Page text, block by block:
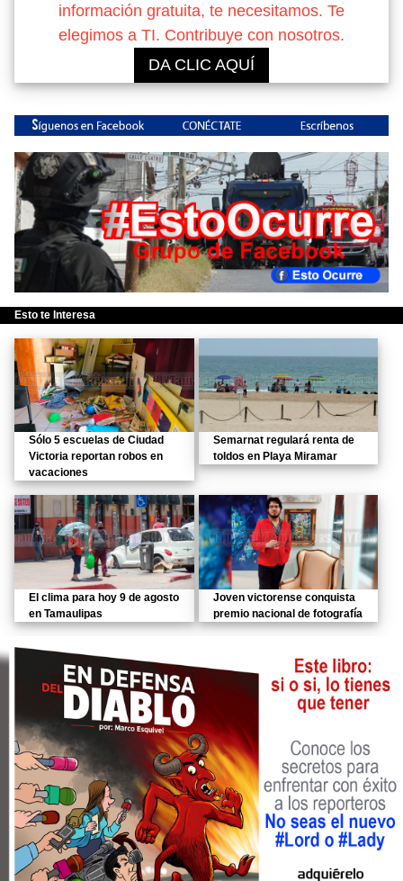
información gratuita, te necesitamos. Te
elegimos a TI. Contribuye con nosotros.
DA CLIC AQUÍ
Esto te Interesa
Sólo 5 escuelas de Ciudad
Victoria reportan robos en
vacaciones
Semarnat regulará renta de
toldos en Playa Miramar
El clima para hoy 9 de agosto
en Tamaulipas
Joven victorense conquista
premio nacional de fotografía